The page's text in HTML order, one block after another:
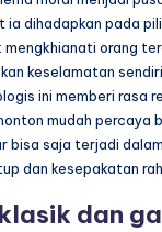
dihadapkan pada
orang
keselamatan
ini memberi rasa
mudah percaya
bisa saja terjadi
dan kesepakatan
dan